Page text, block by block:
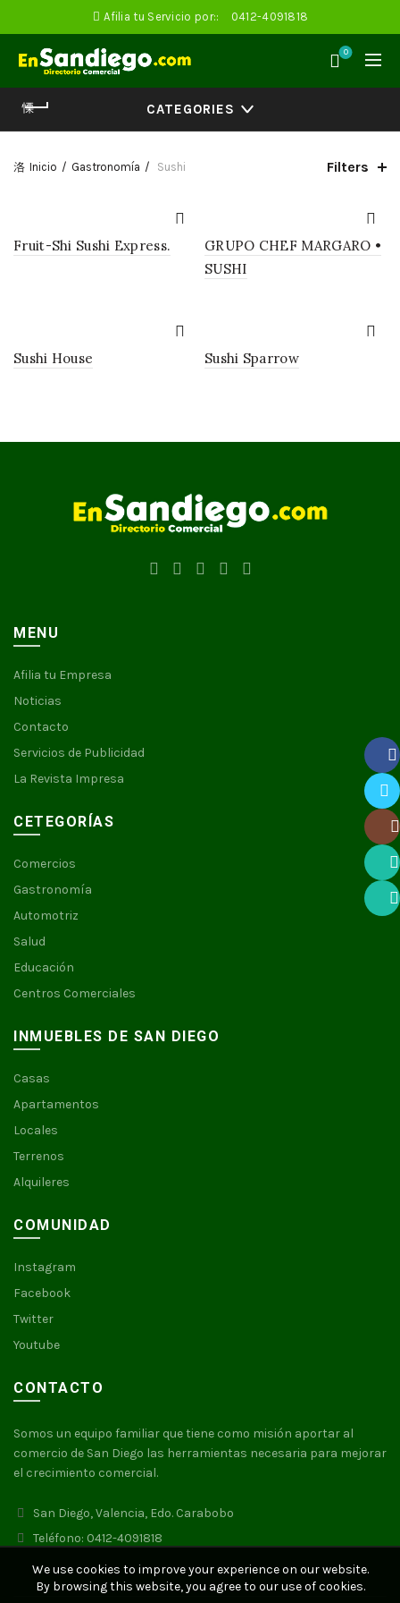
Afilia tu Servicio por:: 0412-4091818
0
CATEGORIES
Inicio Gastronomía Sushi Filters
Fruit-Shi Sushi Express.
GRUPO CHEF MARGARO •
SUSHI
Sushi House Sushi Sparrow
MENU
Afilia tu Empresa
Noticias
Contacto
Servicios de Publicidad
La Revista Impresa
CETEGORÍAS
Comercios
Gastronomía
Automotriz
Salud
Educación
Centros Comerciales
INMUEBLES DE SAN DIEGO
Casas
Apartamentos
Locales
Terrenos
Alquileres
COMUNIDAD
Instagram
Facebook
Twitter
Youtube
CONTACTO
Somos un equipo familiar que tiene como misión aportar al
comercio de San Diego las herramientas necesaria para mejorar
el crecimiento comercial.
San Diego, Valencia, Edo. Carabobo
Teléfono: 0412-4091818
We use cookies to improve your experience on our website.
By browsing this website, you agree to our use of cookies.